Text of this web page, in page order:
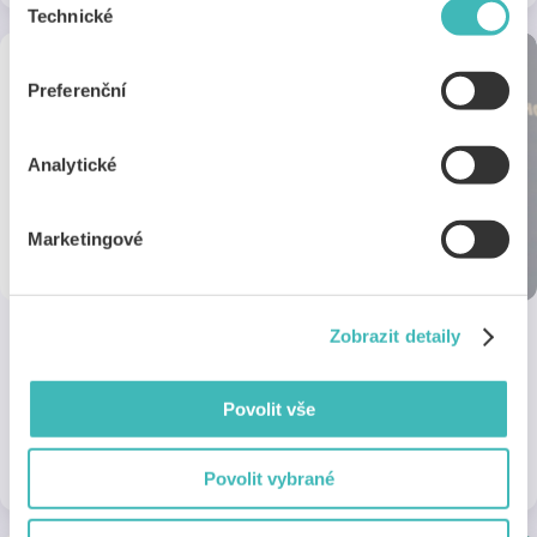
v sekci „Detaily“. Svoji volbu můžeš kdykoliv změnit v
„Nastavení cookies“ (ikonka v zápatí webu). Vše o tom,
souhlasu
Technické
Preferenční
Analytické
Marketingové
Zobrazit detaily
Povolit vše
Povolit vybrané
Sleva ve výši 5 % na tisk a vazby diplomových, bakalářských a
ročníkových prací